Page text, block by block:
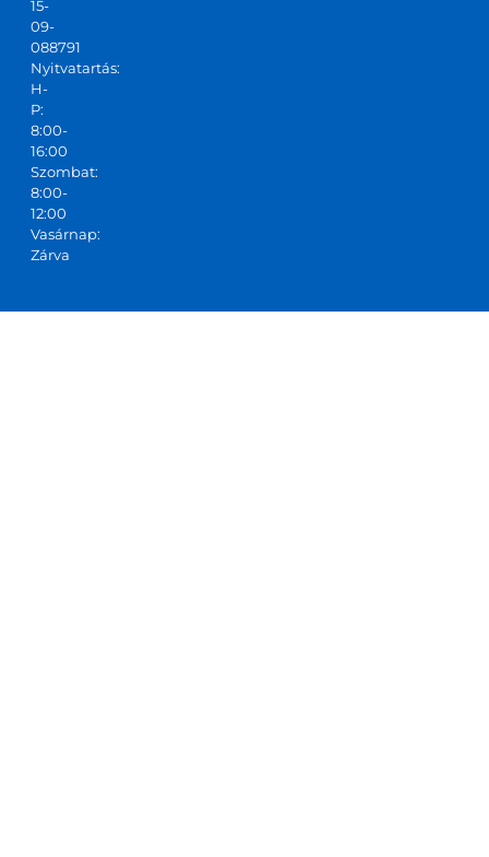
15-
09-
088791
Nyitvatartás:
H-
P:
8:00-
16:00
Szombat:
8:00-
12:00
Vasárnap:
Zárva